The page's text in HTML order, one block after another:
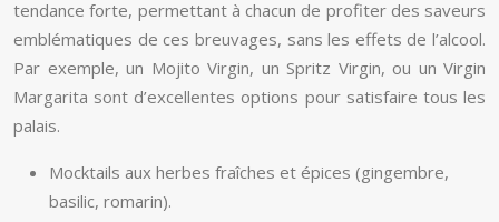
tendance forte, permettant à chacun de profiter des saveurs
emblématiques de ces breuvages, sans les effets de l’alcool.
Par exemple, un Mojito Virgin, un Spritz Virgin, ou un Virgin
Margarita sont d’excellentes options pour satisfaire tous les
palais.
Mocktails aux herbes fraîches et épices (gingembre,
basilic, romarin).